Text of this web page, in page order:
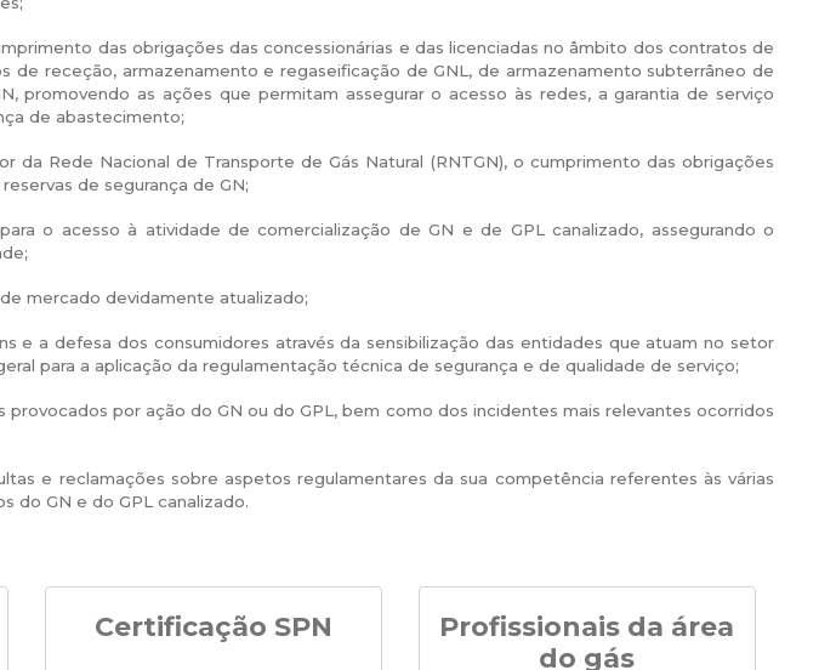
das obrigações das concessionárias e das licenciadas no âmbito dos contratos de
de receção, armazenamento e regaseificação de GNL, de armazenamento subterrâneo de
promovendo as ações que permitam assegurar o acesso às redes, a garantia de serviço
de abastecimento;
da Rede Nacional de Transporte de Gás Natural (RNTGN), o cumprimento das obrigações
de segurança de GN;
o acesso à atividade de comercialização de GN e de GPL canalizado, assegurando o
mercado devidamente atualizado;
e a defesa dos consumidores através da sensibilização das entidades que atuam no setor
para a aplicação da regulamentação técnica de segurança e de qualidade de serviço;
provocados por ação do GN ou do GPL, bem como dos incidentes mais relevantes ocorridos
e reclamações sobre aspetos regulamentares da sua competência referentes às várias
do GN e do GPL canalizado.
Certificação SPN
Profissionais da área
do gás